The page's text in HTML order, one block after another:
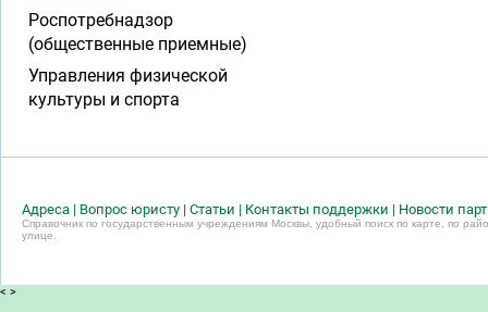
Роспотребнадзор
(общественные приемные)
Управления физической
культуры и спорта
Адреса | Вопрос юристу | Статьи | Контакты поддержки | Новости
Справочник по государственным учреждениям Москвы, удобный поиск по карте, по
улице.
< >